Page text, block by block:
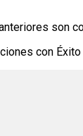
son
con Éxito